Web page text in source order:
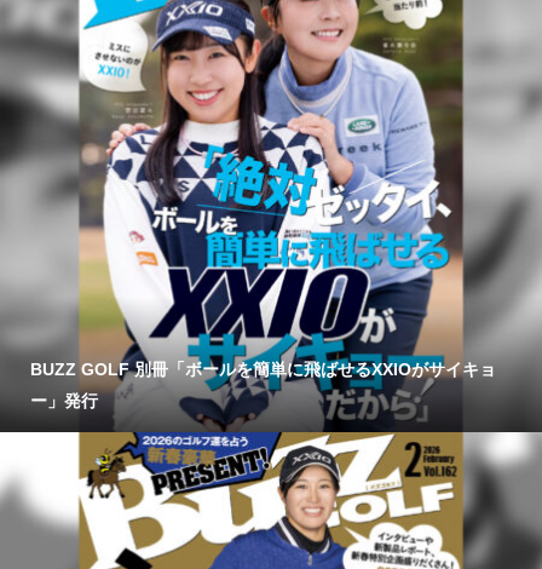
BUZZ GOLF 別冊「ボールを簡単に飛ばせるXXIOがサイキョ
ー」発行